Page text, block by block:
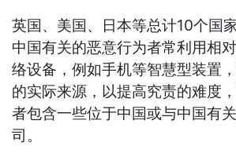
英国、美国、日本等总计10个国
中国有关的恶意行为者常利用相
络设备，例如手机等智慧型装置
的实际来源，以提高究责的难度
者包含一些位于中国或与中国有
司。